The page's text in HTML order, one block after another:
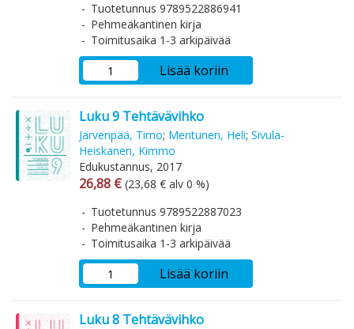
Tuotetunnus 9789522886941
Pehmeäkantinen kirja
Toimitusaika 1-3 arkipäivää
Lisää koriin
Luku 9 Tehtävävihko
Järvenpää, Timo; Mentunen, Heli; Sivula-
Heiskanen, Kimmo
Edukustannus, 2017
Arvonlisäverollinen hinta
26,88 € Arvonlisäveroton hinta
(23,68 € alv 0 %)
Tuotetunnus 9789522887023
Pehmeäkantinen kirja
Toimitusaika 1-3 arkipäivää
Lisää koriin
Luku 8 Tehtävävihko